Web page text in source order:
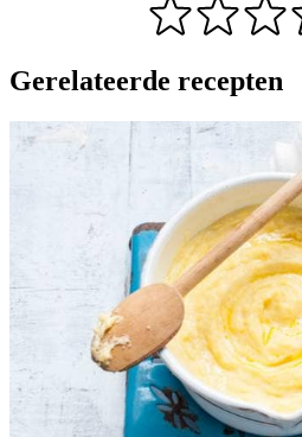
Gerelateerde recepten